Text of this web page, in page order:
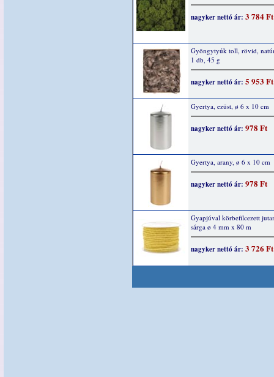
nagyker nettó ár: 3 784 Ft
Gyöngytyúk toll, rövid,
1 db, 45 g
nagyker nettó ár: 5 953 Ft
Gyertya, ezüst, ø 6 x 10 cm
nagyker nettó ár: 978 Ft
Gyertya, arany, ø 6 x 10 cm
nagyker nettó ár: 978 Ft
Gyapjúval körbefilcezett
sárga ø 4 mm x 80 m
nagyker nettó ár: 3 726 Ft